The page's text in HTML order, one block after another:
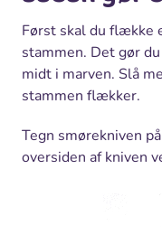
Først skal du flække
stammen. Det gør
midt i marven. Slå
stammen flækker.
Tegn smørekniven
oversiden af kniven